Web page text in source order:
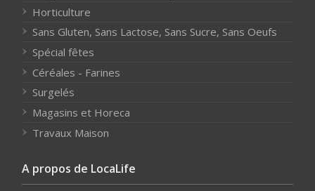
Horticulture
Sans Gluten, Sans Lactose, Sans Sucre, Sans Oeufs
Spécial fêtes
Céréales - Farines
Surgelés
Magasins et Horeca
Travaux Maison
A propos de LocaLife